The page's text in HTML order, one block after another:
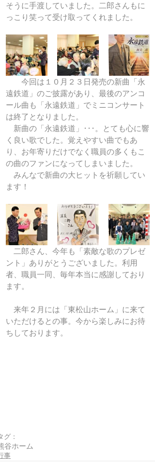
そうに手渡していました。二郎さんもに
っこり笑って受け取ってくれました。
今回は１０月２３日発売の新曲「永
遠鉄道」のご披露があり、最後のアンコ
ール曲も「永遠鉄道」でミニコンサート
は終了となりました。
新曲の「永遠鉄道」･･･。とても心に響
く良い歌でした。覚えやすい曲でもあ
り、お年寄りだけでなく職員の多くもこ
の曲のファンになってしまいました。
みんなで新曲の大ヒットを祈願してい
ます！
二郎さん、今年も「素敵な歌のプレゼ
ント」ありがとうございました。利用
者、職員一同、毎年本当に感謝しており
ます。
来年２月には「東松山ホーム」に来て
いただけるとの事。今から楽しみにお待
ちしております。
グ：
谷ホーム
事